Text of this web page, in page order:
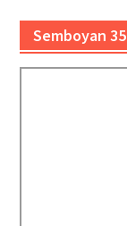
Semboyan 35